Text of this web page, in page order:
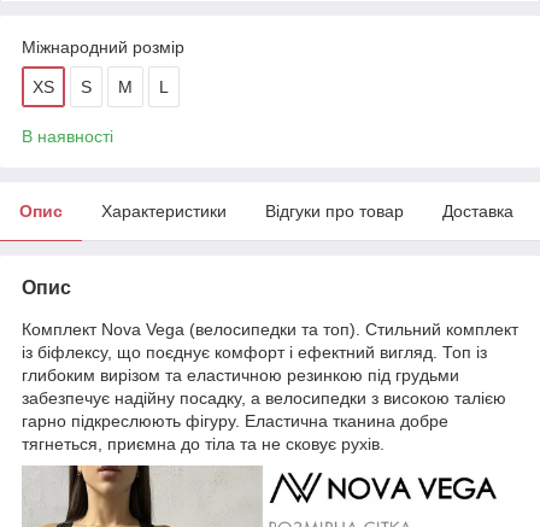
Міжнародний розмір
XS S M L
В наявності
Опис Характеристики Відгуки про товар Доставка
Опис
Комплект Nova Vega (велосипедки та топ). Стильний комплект
із біфлексу, що поєднує комфорт і ефектний вигляд. Топ із
глибоким вирізом та еластичною резинкою під грудьми
забезпечує надійну посадку, а велосипедки з високою талією
гарно підкреслюють фігуру. Еластична тканина добре
тягнеться, приємна до тіла та не сковує рухів.